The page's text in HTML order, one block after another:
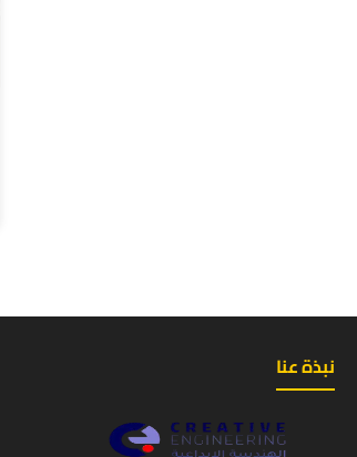
نبذة عنا